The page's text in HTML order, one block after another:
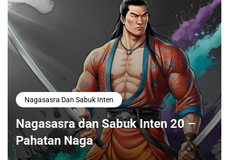
Nagasasra Dan Sabuk Inten
Nagasasra dan Sabuk Inten 20 –
Pahatan Naga